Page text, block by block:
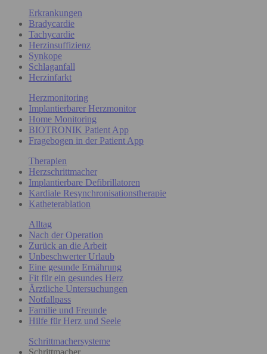
Erkrankungen
Bradycardie
Tachycardie
Herzinsuffizienz
Synkope
Schlaganfall
Herzinfarkt
Herzmonitoring
Implantierbarer Herzmonitor
Home Monitoring
BIOTRONIK Patient App
Fragebogen in der Patient App
Therapien
Herzschrittmacher
Implantierbare Defibrillatoren
Kardiale Resynchronisationstherapie
Katheterablation
Alltag
Nach der Operation
Zurück an die Arbeit
Unbeschwerter Urlaub
Eine gesunde Ernährung
Fit für ein gesundes Herz
Ärztliche Untersuchungen
Notfallpass
Familie und Freunde
Hilfe für Herz und Seele
Schrittmachersysteme
Schrittmacher